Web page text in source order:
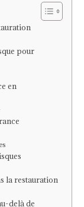
pour
en
la restauration
delà de